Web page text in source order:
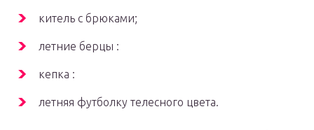
китель с брюками;
летние берцы :
кепка :
летняя футболку телесного цвета.